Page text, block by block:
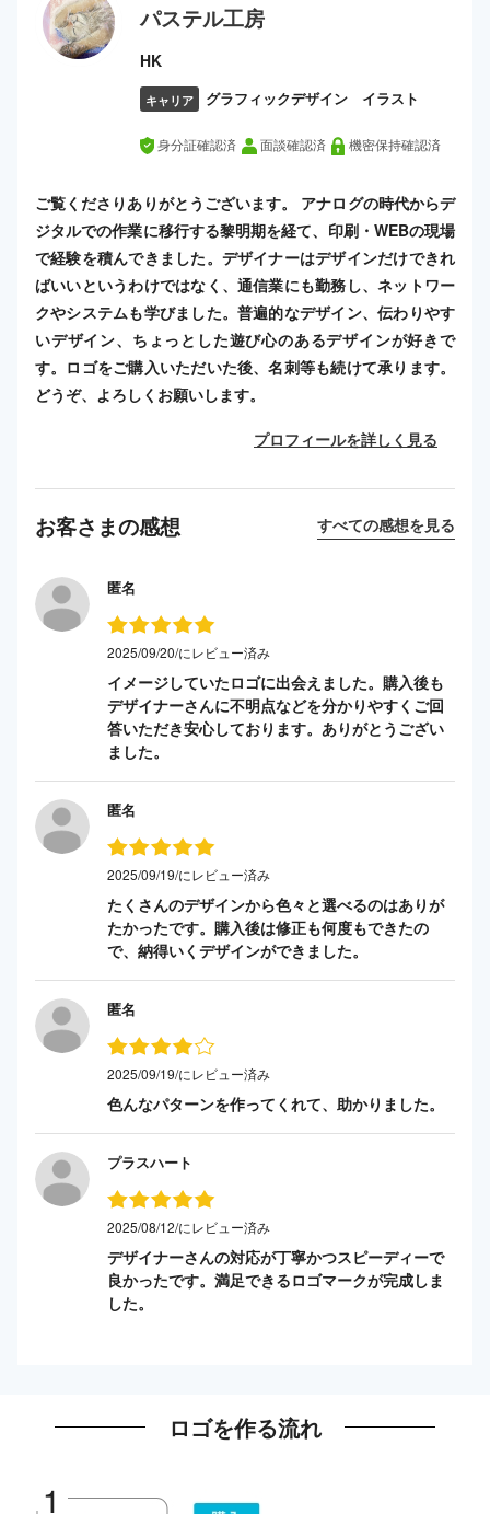
パステル工房
HK
キャリア グラフィックデザイン イラスト
身分証確認済 面談確認済 機密保持確認済
ご覧くださりありがとうございます。 アナログの時代からデ
ジタルでの作業に移行する黎明期を経て、印刷・WEBの現場
で経験を積んできました。デザイナーはデザインだけできれ
ばいいというわけではなく、通信業にも勤務し、ネットワー
クやシステムも学びました。普遍的なデザイン、伝わりやす
いデザイン、ちょっとした遊び心のあるデザインが好きで
す。ロゴをご購入いただいた後、名刺等も続けて承ります。
どうぞ、よろしくお願いします。
プロフィールを詳しく見る
お客さまの感想 すべての感想を見る
匿名
2025/09/20/にレビュー済み
イメージしていたロゴに出会えました。購入後も
デザイナーさんに不明点などを分かりやすくご回
答いただき安心しております。ありがとうござい
ました。
匿名
2025/09/19/にレビュー済み
たくさんのデザインから色々と選べるのはありが
たかったです。購入後は修正も何度もできたの
で、納得いくデザインができました。
匿名
2025/09/19/にレビュー済み
色んなパターンを作ってくれて、助かりました。
プラスハート
2025/08/12/にレビュー済み
デザイナーさんの対応が丁寧かつスピーディーで
良かったです。満足できるロゴマークが完成しま
した。
ロゴを作る流れ